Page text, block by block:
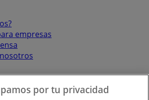
empresas
por tu privacidad